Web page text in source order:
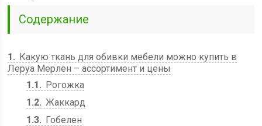
Содержание
1
Какую ткань для обивки мебели можно купить в
Леруа Мерлен – ассортимент и цены
1.1
Рогожка
1.2 Жаккард
1.3
Гобелен